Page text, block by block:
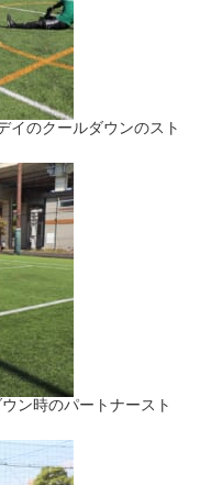
イのクールダウンのスト
ン時のパートナースト